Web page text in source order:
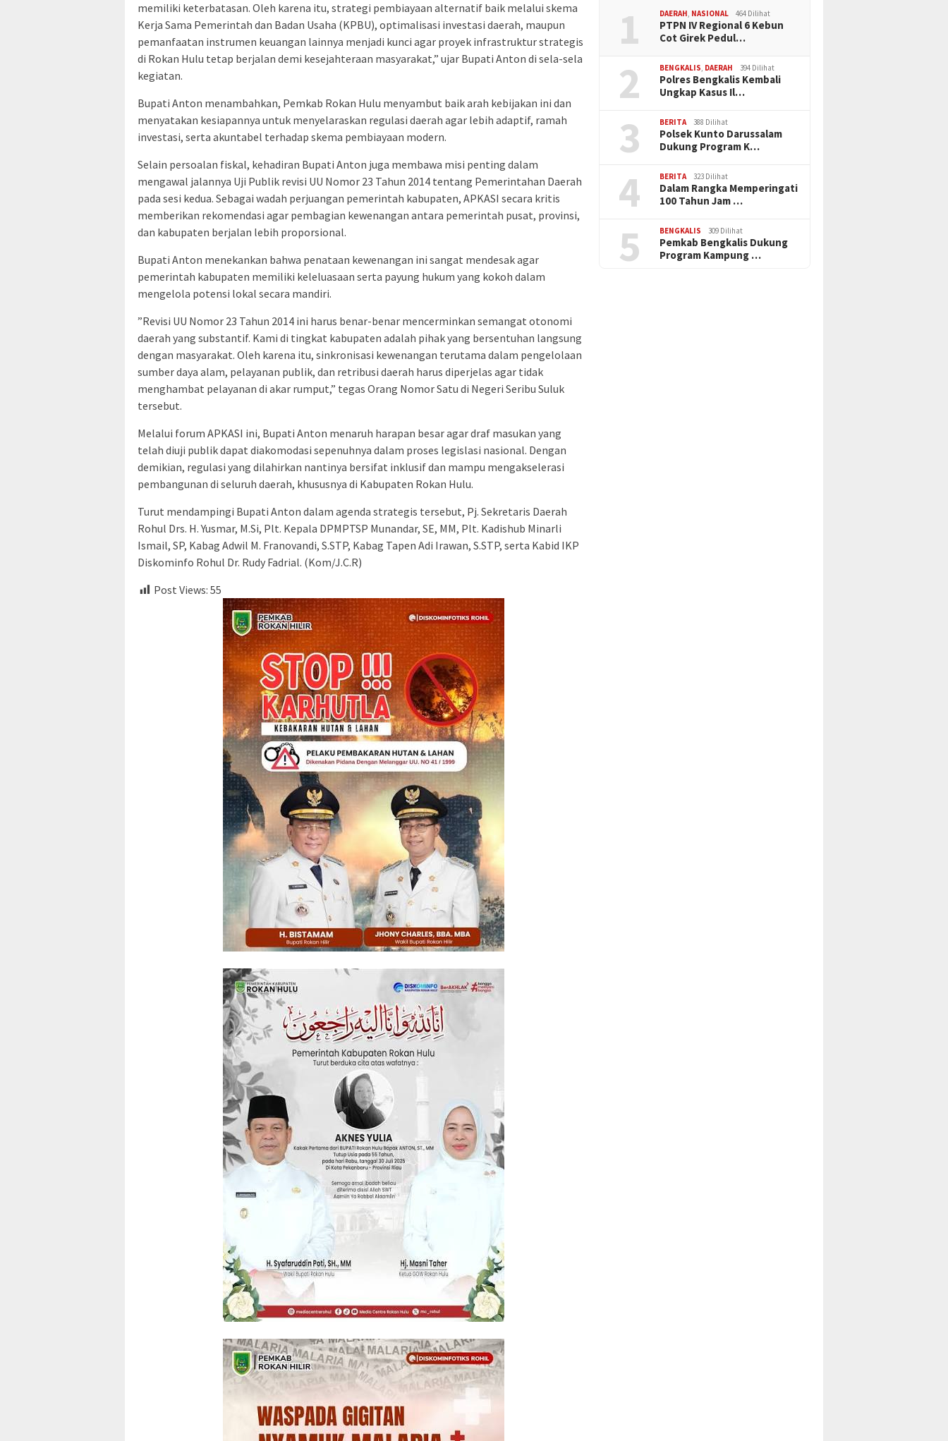
memiliki keterbatasan. Oleh karena itu, strategi pembiayaan alternatif baik melalui skema
Kerja Sama Pemerintah dan Badan Usaha (KPBU), optimalisasi investasi daerah, maupun
pemanfaatan instrumen keuangan lainnya menjadi kunci agar proyek infrastruktur strategis
di Rokan Hulu tetap berjalan demi kesejahteraan masyarakat,” ujar Bupati Anton di sela-sela
kegiatan.
​Bupati Anton menambahkan, Pemkab Rokan Hulu menyambut baik arah kebijakan ini dan
menyatakan kesiapannya untuk menyelaraskan regulasi daerah agar lebih adaptif, ramah
investasi, serta akuntabel terhadap skema pembiayaan modern.
​Selain persoalan fiskal, kehadiran Bupati Anton juga membawa misi penting dalam
mengawal jalannya Uji Publik revisi UU Nomor 23 Tahun 2014 tentang Pemerintahan Daerah
pada sesi kedua. Sebagai wadah perjuangan pemerintah kabupaten, APKASI secara kritis
memberikan rekomendasi agar pembagian kewenangan antara pemerintah pusat, provinsi,
dan kabupaten berjalan lebih proporsional.
​Bupati Anton menekankan bahwa penataan kewenangan ini sangat mendesak agar
pemerintah kabupaten memiliki keleluasaan serta payung hukum yang kokoh dalam
mengelola potensi lokal secara mandiri.
​”Revisi UU Nomor 23 Tahun 2014 ini harus benar-benar mencerminkan semangat otonomi
daerah yang substantif. Kami di tingkat kabupaten adalah pihak yang bersentuhan langsung
dengan masyarakat. Oleh karena itu, sinkronisasi kewenangan terutama dalam pengelolaan
sumber daya alam, pelayanan publik, dan retribusi daerah harus diperjelas agar tidak
menghambat pelayanan di akar rumput,” tegas Orang Nomor Satu di Negeri Seribu Suluk
tersebut.
​Melalui forum APKASI ini, Bupati Anton menaruh harapan besar agar draf masukan yang
telah diuji publik dapat diakomodasi sepenuhnya dalam proses legislasi nasional. Dengan
demikian, regulasi yang dilahirkan nantinya bersifat inklusif dan mampu mengakselerasi
pembangunan di seluruh daerah, khususnya di Kabupaten Rokan Hulu.
​Turut mendampingi Bupati Anton dalam agenda strategis tersebut, Pj. Sekretaris Daerah
Rohul Drs. H. Yusmar, M.Si, Plt. Kepala DPMPTSP Munandar, SE, MM, Plt. Kadishub Minarli
Ismail, SP, Kabag Adwil M. Franovandi, S.STP, Kabag Tapen Adi Irawan, S.STP, serta Kabid IKP
Diskominfo Rohul Dr. Rudy Fadrial. (Kom/J.C.R)
Post Views: 55
1 DAERAH, NASIONAL 464 Dilihat
PTPN IV Regional 6 Kebun
Cot Girek Pedul…
2 BENGKALIS, DAERAH 394 Dilihat
Polres Bengkalis Kembali
Ungkap Kasus Il…
3 BERITA 388 Dilihat
Polsek Kunto Darussalam
Dukung Program K…
4 BERITA 323 Dilihat
Dalam Rangka Memperingati
100 Tahun Jam …
5 BENGKALIS 309 Dilihat
Pemkab Bengkalis Dukung
Program Kampung …